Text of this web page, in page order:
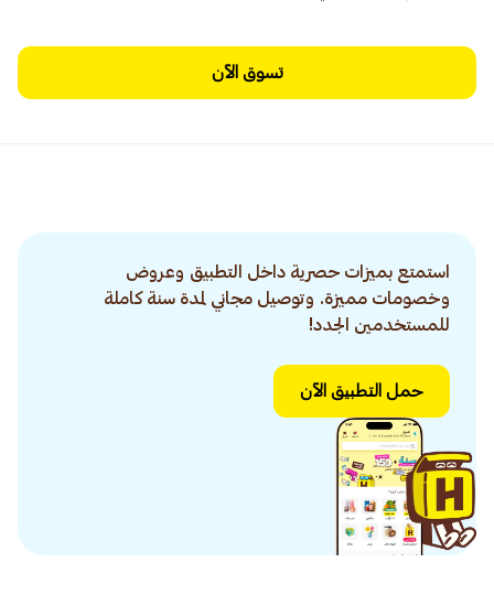
تسوق الآن
استمتع بميزات حصرية داخل التطبيق وعروض
وخصومات مميزة. وتوصيل مجاني لمدة سنة كاملة
للمستخدمين الجدد!
حمل التطبيق الآن